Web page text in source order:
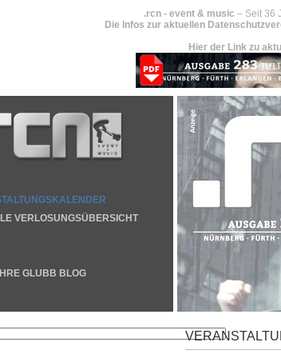
.rcn - event & music – Seit 36
Die Infos zur aktuellen
Hier der Link zu
VERLOSUNGSÜBERSICHT
GLUBB BLOG